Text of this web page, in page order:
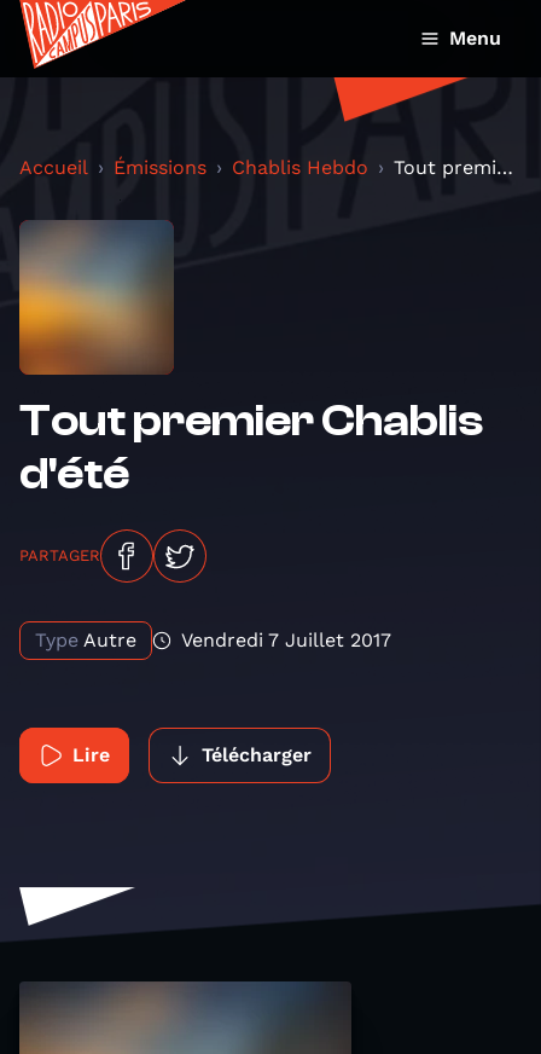
Menu
Accueil Émissions Chablis Hebdo Tout premier Chablis d'été
Tout premier Chablis
d'été
PARTAGER
Type Autre Vendredi 7 Juillet 2017
Lire Télécharger